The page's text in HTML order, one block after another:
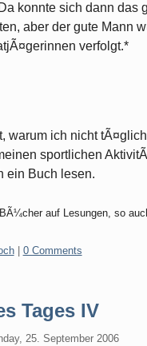
konnte sich dann das
aber der gute Mann
verfolgt.*
warum ich nicht
sportlichen
ein Buch lesen.
auf Lesungen, so
| 0 Comments
Tages IV
25. September 2006